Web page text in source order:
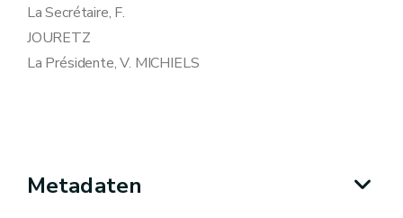
La Secrétaire, F.
JOURETZ
La Présidente, V. MICHIELS
Metadaten